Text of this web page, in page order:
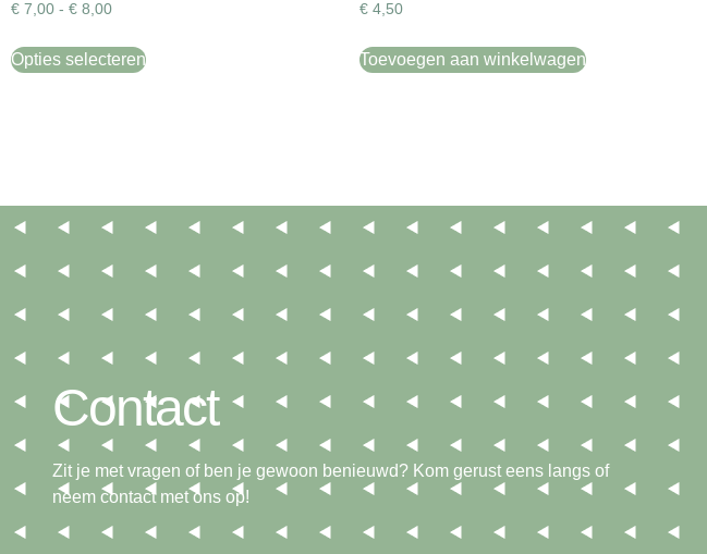
€ 7,00 - € 8,00
Opties selecteren
€ 4,50
Toevoegen aan winkelwagen
Contact
Zit je met vragen of ben je gewoon benieuwd? Kom gerust eens langs of
neem contact met ons op!